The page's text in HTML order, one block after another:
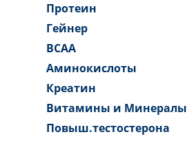
Протеин
Гейнер
BCAA
Аминокислоты
Креатин
Витамины и Минералы
Повыш.тестостерона